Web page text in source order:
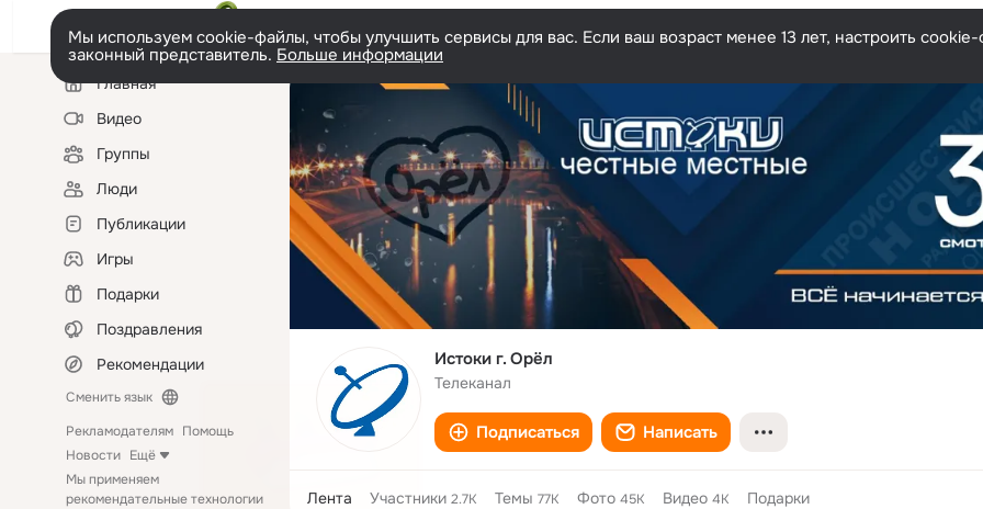
Мы используем cookie-файлы, чтобы улучшить сервисы для вас. Если ваш возраст менее 13 лет, настроить
законный представитель. Больше информации
Левая
колонкаГлавная
Видео
Группы
Люди
Публикации
Игры
Подарки
Поздравления
Рекомендации
Сменить язык
Рекламодателям Помощь
Новости Ещё
Мы применяем
рекомендательные технологии
Истоки г. Орёл
Телеканал
Подписаться Написать
Лента Участники 2.7K Темы 77K Фото 45K Видео 4K Подарки